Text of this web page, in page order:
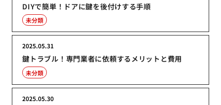
DIYで簡単！ドアに鍵を後付けする手順
未分類
鍵トラブル！専門業者に依頼するメリットと費用
2025.05.31
未分類
2025.05.30